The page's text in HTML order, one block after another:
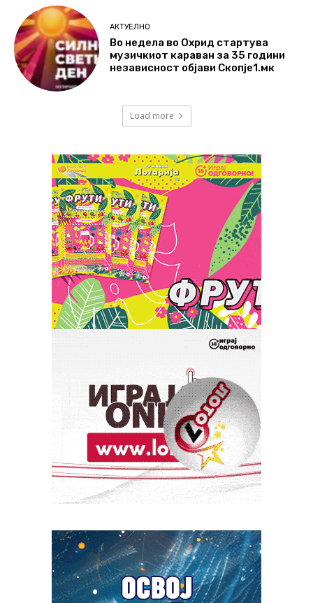
АКТУЕЛНО
Во недела во Охрид стартува
музичкиот караван за 35 години
независност објави Скопје1.мк
Load more